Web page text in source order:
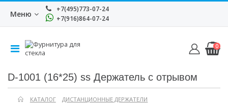
Меню
+7(495)773-07-24
+7(916)864-07-24
0
D-1001 (16*25) ss Держатель с отрывом
КАТАЛОГ
ДИСТАНЦИОННЫЕ ДЕРЖАТЕЛИ